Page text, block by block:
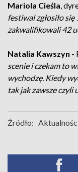
Mariola Cieśla,
festiwal zgłosiło
zakwalifikowali 42
Natalia Kawszyn -
scenie i czekam to
wychodzę. Kiedy
tak jak zawsze czyli
Źródło: